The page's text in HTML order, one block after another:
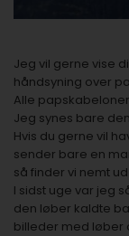
Jeg vil gerne vise
håndsyning over
Alle
Jeg synes bare
Hvis du gerne vil
sender bare en
så finder vi nemt
I sidst uge var jeg
den løber kaldte
billeder med løber